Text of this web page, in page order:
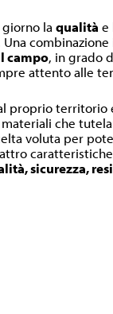
giorno laqualità e
Una
campo, in grado
attento alle
proprio
che
voluta per
sicurezza,